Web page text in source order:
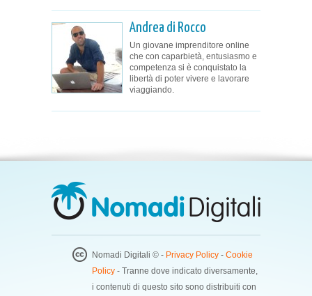
Andrea di Rocco
Un giovane imprenditore online
che con caparbietà, entusiasmo e
competenza si è conquistato la
libertà di poter vivere e lavorare
viaggiando.
Nomadi Digitali © - Privacy Policy - Cookie
Policy - Tranne dove indicato diversamente,
i contenuti di questo sito sono distribuiti con